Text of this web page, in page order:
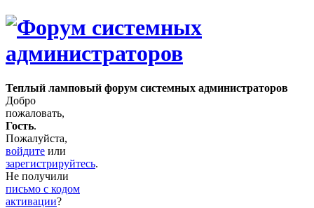
Теплый ламповый форум системных администраторов
Добро
пожаловать,
Гость.
Пожалуйста,
войдите или
зарегистрируйтесь.
Не получили
письмо с кодом
активации?